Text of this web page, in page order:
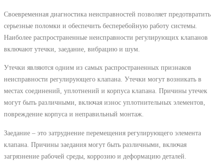
Своевременная диагностика неисправностей позволяет предотвратить
серьезные поломки и обеспечить бесперебойную работу системы.
Наиболее распространенные неисправности регулирующих клапанов
включают утечки, заедание, вибрацию и шум.
Утечки являются одним из самых распространенных признаков
неисправности регулирующего клапана. Утечки могут возникать в
местах соединений, уплотнений и корпуса клапана. Причины утечек
могут быть различными, включая износ уплотнительных элементов,
повреждение корпуса и неправильный монтаж.
Заедание – это затруднение перемещения регулирующего элемента
клапана. Причины заедания могут быть различными, включая
загрязнение рабочей среды, коррозию и деформацию деталей.